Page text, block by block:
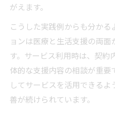
がえます。
こうした実践例からも分か
ョンは医療と生活支援の両面
す。サービス利用時は、契約
体的な支援内容の相談が重要
してサービスを活用できる
善が続けられています。